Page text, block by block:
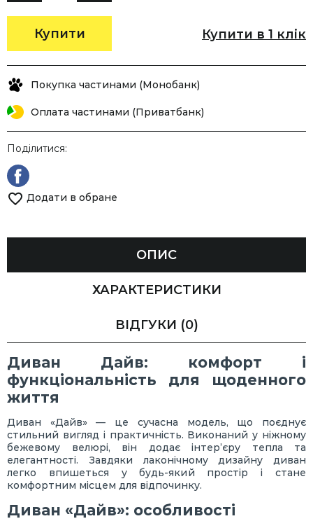
Купити Купити в 1 клік
Покупка частинами (Монобанк)
Оплата частинами (Приватбанк)
Поділитися:
Додати в обране
ОПИС
ХАРАКТЕРИСТИКИ
ВІДГУКИ (0)
Диван Дайв: комфорт і
функціональність для щоденного
життя
Диван «Дайв» — це сучасна модель, що поєднує
стильний вигляд і практичність. Виконаний у ніжному
бежевому велюрі, він додає інтер’єру тепла та
елегантності. Завдяки лаконічному дизайну диван
легко впишеться у будь-який простір і стане
комфортним місцем для відпочинку.
Диван «Дайв»: особливості